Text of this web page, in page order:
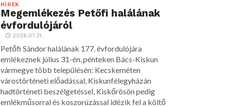
HÍREK
Megemlékezés Petőfi halálának
évfordulójáról
2026.07.31.
Petőfi Sándor halálának 177. évfordulójára
emlékeznek július 31-én, pénteken Bács-Kiskun
vármegye több településén: Kecskeméten
várostörténeti előadással, Kiskunfélegyházán
hadtörténeti beszélgetéssel, Kiskőrösön pedig
emlékműsorral és koszorúzással idézik fel a költő